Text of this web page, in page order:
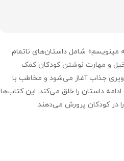
«قصه مینویسم» شامل داستان‌های ناتمام
و مهارت نوشتن کودکان کمک
جذاب آغاز می‌شود و مخاطب با
ادامه داستان را خلق می‌کند. این کتاب‌ها
در کودکان پرورش می‌دهند.